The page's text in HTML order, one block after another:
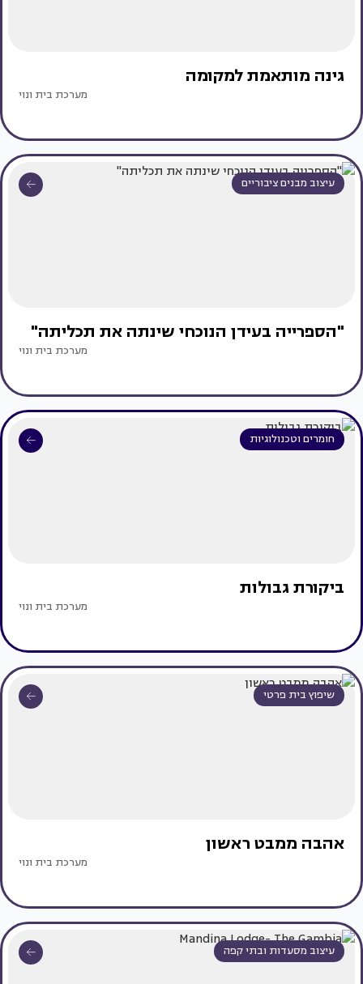
גינה מותאמת למקומה
מערכת בית ונוי
עיצוב מבנים ציבוריים
"הספרייה בעידן הנוכחי שינתה את תכליתה"
מערכת בית ונוי
חומרים וטכנולוגיות
ביקורת גבולות
מערכת בית ונוי
שיפוץ בית פרטי
אהבה ממבט ראשון
מערכת בית ונוי
עיצוב מסעדות ובתי קפה